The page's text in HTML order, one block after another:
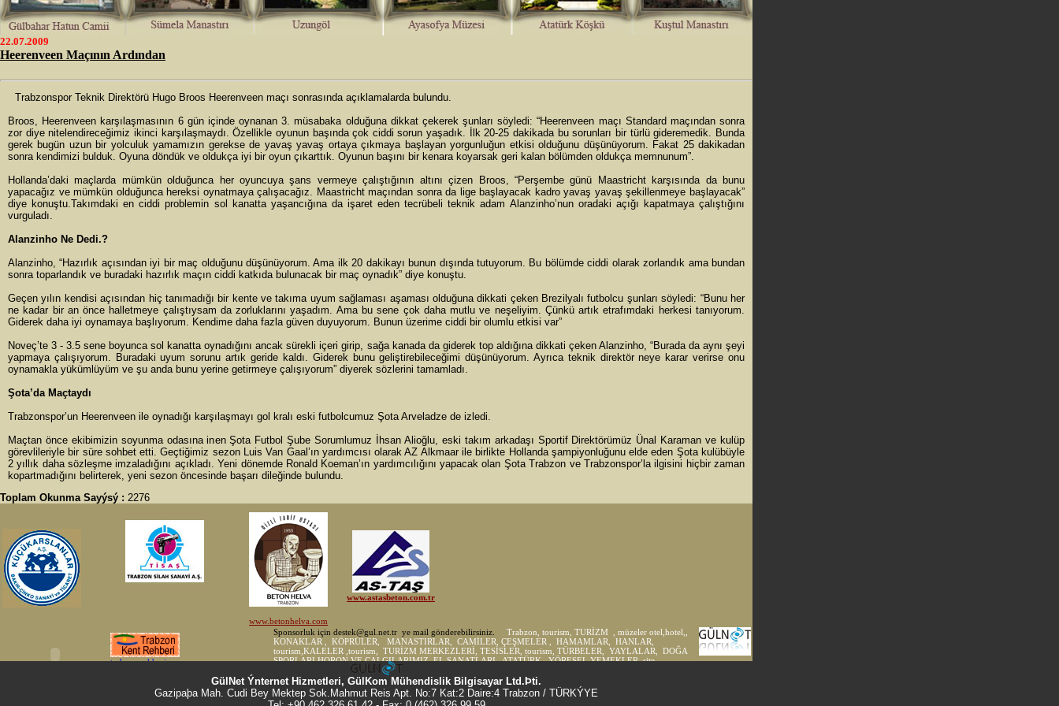
22.07.2009
Heerenveen Maçının Ardından
Trabzonspor Teknik Direktörü Hugo Broos Heerenveen maçı sonrasında açıklamalarda bulundu.
Broos, Heerenveen karşılaşmasının 6 gün içinde oynanan 3. müsabaka olduğuna dikkat çekerek şunları söyledi: “Heerenveen maçı Standard maçından sonra
zor diye nitelendireceğimiz ikinci karşılaşmaydı. Özellikle oyunun başında çok ciddi sorun yaşadık. İlk 20-25 dakikada bu sorunları bir türlü gideremedik. Bunda
gerek bugün uzun bir yolculuk yamamızın gerekse de yavaş yavaş ortaya çıkmaya başlayan yorgunluğun etkisi olduğunu düşünüyorum. Fakat 25 dakikadan
sonra kendimizi bulduk. Oyuna döndük ve oldukça iyi bir oyun çıkarttık. Oyunun başını bir kenara koyarsak geri kalan bölümden oldukça memnunum”.
Hollanda’daki maçlarda mümkün olduğunca her oyuncuya şans vermeye çalıştığının altını çizen Broos, “Perşembe günü Maastricht karşısında da bunu
yapacağız ve mümkün olduğunca hereksi oynatmaya çalışacağız. Maastricht maçından sonra da lige başlayacak kadro yavaş yavaş şekillenmeye başlayacak”
diye konuştu.Takımdaki en ciddi problemin sol kanatta yaşancığına da işaret eden tecrübeli teknik adam Alanzinho’nun oradaki açığı kapatmaya çalıştığını
vurguladı.
Alanzinho Ne Dedi.?
Alanzinho, “Hazırlık açısından iyi bir maç olduğunu düşünüyorum. Ama ilk 20 dakikayı bunun dışında tutuyorum. Bu bölümde ciddi olarak zorlandık ama bundan
sonra toparlandık ve buradaki hazırlık maçın ciddi katkıda bulunacak bir maç oynadık” diye konuştu.
Geçen yılın kendisi açısından hiç tanımadığı bir kente ve takıma uyum sağlaması aşaması olduğuna dikkati çeken Brezilyalı futbolcu şunları söyledi: “Bunu her
ne kadar bir an önce halletmeye çalıştıysam da zorluklarını yaşadım. Ama bu sene çok daha mutlu ve neşeliyim. Çünkü artık etrafımdaki herkesi tanıyorum.
Giderek daha iyi oynamaya başlıyorum. Kendime daha fazla güven duyuyorum. Bunun üzerime ciddi bir olumlu etkisi var”
Noveç’te 3 - 3.5 sene boyunca sol kanatta oynadığını ancak sürekli içeri girip, sağa kanada da giderek top aldığına dikkati çeken Alanzinho, “Burada da aynı şeyi
yapmaya çalışıyorum. Buradaki uyum sorunu artık geride kaldı. Giderek bunu geliştirebileceğimi düşünüyorum. Ayrıca teknik direktör neye karar verirse onu
oynamakla yükümlüyüm ve şu anda bunu yerine getirmeye çalışıyorum” diyerek sözlerini tamamladı.
Şota’da Maçtaydı
Trabzonspor’un Heerenveen ile oynadığı karşılaşmayı gol kralı eski futbolcumuz Şota Arveladze de izledi.
Maçtan önce ekibimizin soyunma odasına inen Şota Futbol Şube Sorumlumuz İhsan Alioğlu, eski takım arkadaşı Sportif Direktörümüz Ünal Karaman ve kulüp
görevlileriyle bir süre sohbet etti. Geçtiğimiz sezon Luis Van Gaal’ın yardımcısı olarak AZ Alkmaar ile birlikte Hollanda şampiyonluğunu elde eden Şota kulübüyle
2 yıllık daha sözleşme imzaladığını açıkladı. Yeni dönemde Ronald Koeman’ın yardımcılığını yapacak olan Şota Trabzon ve Trabzonspor’la ilgisini hiçbir zaman
kopartmadığını belirterek, yeni sezon öncesinde başarı dileğinde bulundu.
Toplam Okunma Sayýsý : 2276
GülNet Ýnternet Hizmetleri, GülKom Mühendislik Bilgisayar Ltd.Þti.
Gazipaþa Mah. Cudi Bey Mektep Sok.Mahmut Reis Apt. No:7 Kat:2 Daire:4 Trabzon / TÜRKÝYE